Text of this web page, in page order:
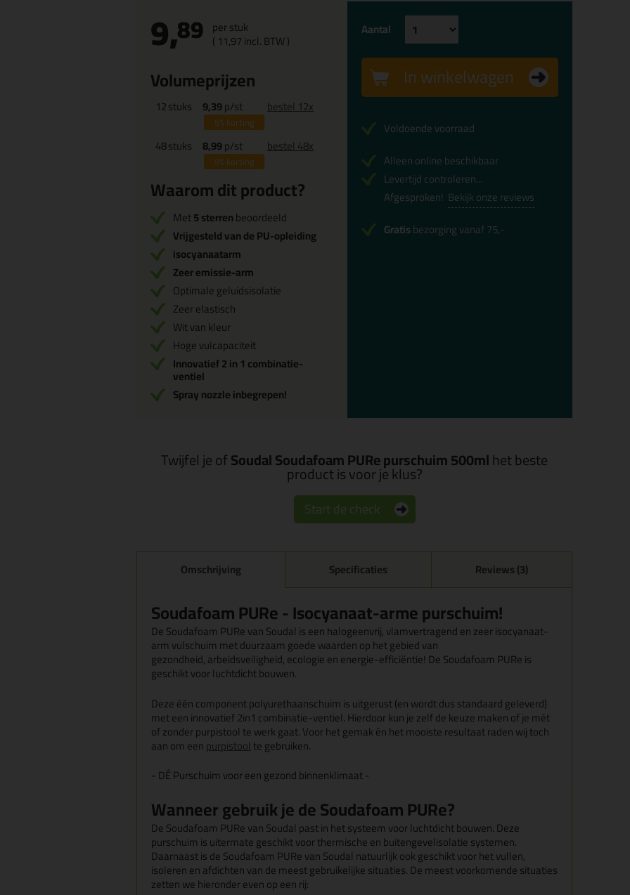
9,89 per stuk
( 11,97incl. BTW )
Volumeprijzen
12stuks 9,39p/st
5%korting
bestel 12x
48stuks 8,99p/st
9%korting
bestel 48x
Waarom dit product?
Met5 sterrenbeoordeeld
Vrijgesteld van de PU-opleiding
isocyanaatarm
Zeer emissie-arm
Optimale geluidsisolatie
Zeer elastisch
Wit van kleur
Hoge vulcapaciteit
Innovatief 2 in 1 combinatie-
ventiel
Spray nozzle inbegrepen!
Aantal
In winkelwagen
Voldoende voorraad
Alleen online beschikbaar
Levertijd controleren...
Afgesproken! Bekijk onze reviews
Gratisbezorging vanaf 75,-
Twijfel je ofSoudal Soudafoam PURe purschuim 500mlhet beste
product is voor je klus?
Start de check
Omschrijving Specificaties Reviews (3)
Soudafoam PURe - Isocyanaat-arme purschuim!
De Soudafoam PURe van Soudal is een halogeenvrij, vlamvertragend en zeer isocyanaat-
arm vulschuim met duurzaam goede waarden op het gebied van
gezondheid,arbeidsveiligheid, ecologie en energie-efficiëntie! De Soudafoam PURe is
geschikt voor luchtdicht bouwen.
Deze één component polyurethaanschuim is uitgerust (en wordt dus standaard geleverd)
met een innovatief 2in1 combinatie-ventiel. Hierdoor kun je zelf de keuze maken of je mét
of zonder purpistool te werk gaat. Voor het gemak én het mooiste resultaat raden wij toch
aan om eenpurpistoolte gebruiken.
- DÉ Purschuim voor een gezond binnenklimaat-
Wanneer gebruik je de Soudafoam PURe?
De Soudafoam PURe van Soudal past in het systeem voor luchtdicht bouwen. Deze
purschuim is uitermate geschikt voor thermische en buitengevelisolatie systemen.
Daarnaast is de Soudafoam PURe van Soudal natuurlijk ook geschikt voor het vullen,
isoleren en afdichten van de meest gebruikelijke situaties. De meest voorkomende situaties
zetten we hieronder even op een rij: